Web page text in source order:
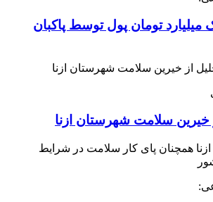
میلیارد تومان پول توسط پاکبان
خیرین سلامت شهرستان ازنا